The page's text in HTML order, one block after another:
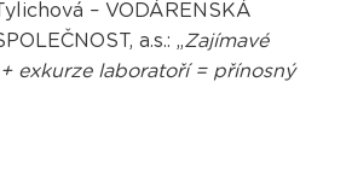
– VODÁRENSKÁ
a.s.: „Zajímavé
exkurze laboratoří = přínosný